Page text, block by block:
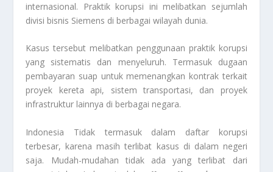
internasional. Praktik korupsi ini melibatkan sejumlah
divisi bisnis Siemens di berbagai wilayah dunia.
Kasus tersebut melibatkan penggunaan praktik korupsi
yang sistematis dan menyeluruh. Termasuk dugaan
pembayaran suap untuk memenangkan kontrak terkait
proyek kereta api, sistem transportasi, dan proyek
infrastruktur lainnya di berbagai negara.
Indonesia Tidak termasuk dalam daftar korupsi
terbesar, karena masih terlibat kasus di dalam negeri
saja. Mudah-mudahan tidak ada yang terlibat dari